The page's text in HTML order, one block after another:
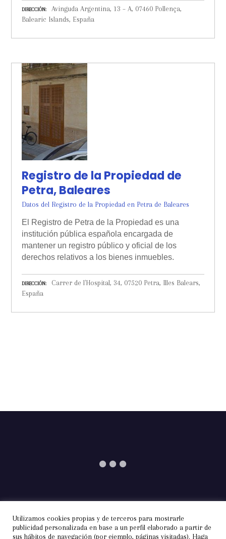
DIRECCIÓN
Avinguda Argentina, 13 – A, 07460 Pollença,
Balearic Islands, España
Registro de la Propiedad de
Petra, Baleares
Datos del Registro de la Propiedad en Petra de Baleares
El Registro de Petra de la Propiedad es una
institución pública española encargada de
mantener un registro público y oficial de los
derechos relativos a los bienes inmuebles.
DIRECCIÓN
Carrer de l'Hospital, 34, 07520 Petra, Illes Balears,
España
Información Aviso Legal Privacidad
Utilizamos cookies propias y de terceros para mostrarle
publicidad personalizada en base a un perfil elaborado a partir de
sus hábitos de navegación (por ejemplo, páginas visitadas). Haga